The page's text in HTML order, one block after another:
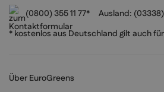
(0800) 355 11 77*
Ausland:
* kostenlos aus Deutschland gilt auch
Über EuroGreens